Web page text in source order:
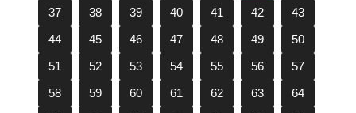
37
38 39 40 41 42
43
44
45 46 47 48 49
50
51
52 53 54 55 56
57
58
59 60 61 62 63
64